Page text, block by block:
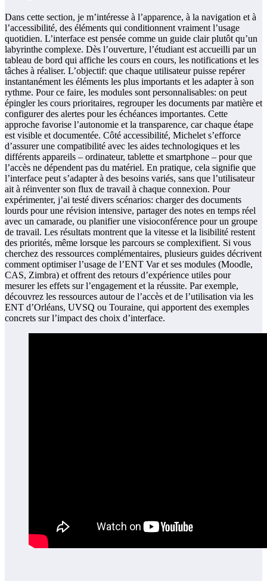
Dans cette section, je m’intéresse à l’apparence, à la navigation et à
l’accessibilité, des éléments qui conditionnent vraiment l’usage
quotidien. L’interface est pensée comme un guide clair plutôt qu’un
labyrinthe complexe. Dès l’ouverture, l’étudiant est accueilli par un
tableau de bord qui affiche les cours en cours, les notifications et les
tâches à réaliser. L’objectif: que chaque utilisateur puisse repérer
instantanément les éléments les plus importants et les adapter à son
rythme. Pour ce faire, les modules sont personnalisables: on peut
épingler les cours prioritaires, regrouper les documents par matière et
configurer des alertes pour les échéances importantes. Cette
approche favorise l’autonomie et la transparence, car chaque étape
est visible et documentée. Côté accessibilité, Michelet s’efforce
d’assurer une compatibilité avec les aides technologiques et les
différents appareils – ordinateur, tablette et smartphone – pour que
l’accès ne dépendent pas du matériel. En pratique, cela signifie que
l’interface peut s’adapter à des besoins variés, sans que l’utilisateur
ait à réinventer son flux de travail à chaque connexion. Pour
expérimenter, j’ai testé divers scénarios: charger des documents
lourds pour une révision intensive, partager des notes en temps réel
avec un camarade, ou planifier une visioconférence pour un groupe
de travail. Les résultats montrent que la vitesse et la lisibilité restent
des priorités, même lorsque les parcours se complexifient. Si vous
cherchez des ressources complémentaires, plusieurs guides décrivent
comment optimiser l’usage de l’ENT Var et ses modules (Moodle,
CAS, Zimbra) et offrent des retours d’expérience utiles pour
mesurer les effets sur l’engagement et la réussite. Par exemple,
découvrez les ressources autour de l’accès et de l’utilisation via les
ENT d’Orléans, UVSQ ou Touraine, qui apportent des exemples
concrets sur l’impact des choix d’interface.